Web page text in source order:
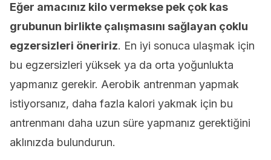
Eğer amacınız kilo vermekse pek çok kas
grubunun birlikte çalışmasını sağlayan çoklu
egzersizleri öneririz. En iyi sonuca ulaşmak için
bu egzersizleri yüksek ya da orta yoğunlukta
yapmanız gerekir. Aerobik antrenman yapmak
istiyorsanız, daha fazla kalori yakmak için bu
antrenmanı daha uzun süre yapmanız gerektiğini
aklınızda bulundurun.